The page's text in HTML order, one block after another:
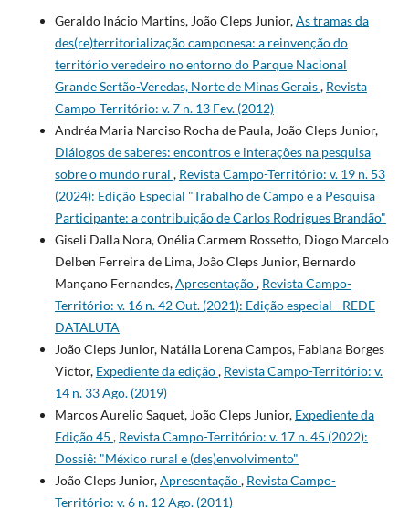
Geraldo Inácio Martins, João Cleps Junior,As tramas da
des(re)territorialização camponesa: a reinvenção do
território veredeiro no entorno do Parque Nacional
Grande Sertão-Veredas, Norte de Minas Gerais, Revista
Campo-Território: v. 7 n. 13 Fev. (2012)
Andréa Maria Narciso Rocha de Paula, João Cleps Junior,
Diálogos de saberes: encontros e interações na pesquisa
sobre o mundo rural , Revista Campo-Território: v. 19 n. 53
(2024): Edição Especial "Trabalho de Campo e a Pesquisa
Participante: a contribuição de Carlos Rodrigues Brandão"
Giseli Dalla Nora, Onélia Carmem Rossetto, Diogo Marcelo
Delben Ferreira de Lima, João Cleps Junior, Bernardo
Mançano Fernandes,Apresentação, Revista Campo-
Território: v. 16 n. 42 Out. (2021): Edição especial - REDE
DATALUTA
João Cleps Junior, Natália Lorena Campos, Fabiana Borges
Victor, Expediente da edição, Revista Campo-Território: v.
14 n. 33 Ago. (2019)
Marcos Aurelio Saquet, João Cleps Junior, Expediente da
Edição 45 , Revista Campo-Território: v. 17 n. 45 (2022):
Dossiê: "México rural e (des)envolvimento"
João Cleps Junior,Apresentação, Revista Campo-
Território: v. 6 n. 12 Ago. (2011)